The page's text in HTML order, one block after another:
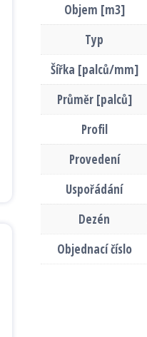
Objem [m3]
Typ
Šířka [palců/mm]
Průměr [palců]
Profil
Provedení
Uspořádání
Dezén
Objednací číslo